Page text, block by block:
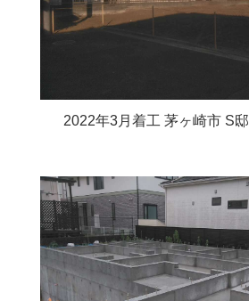
2022年3月着工 茅ヶ崎市 S邸